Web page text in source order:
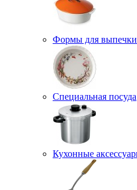
Формы для выпечки
Специальная посуда
Кухонные